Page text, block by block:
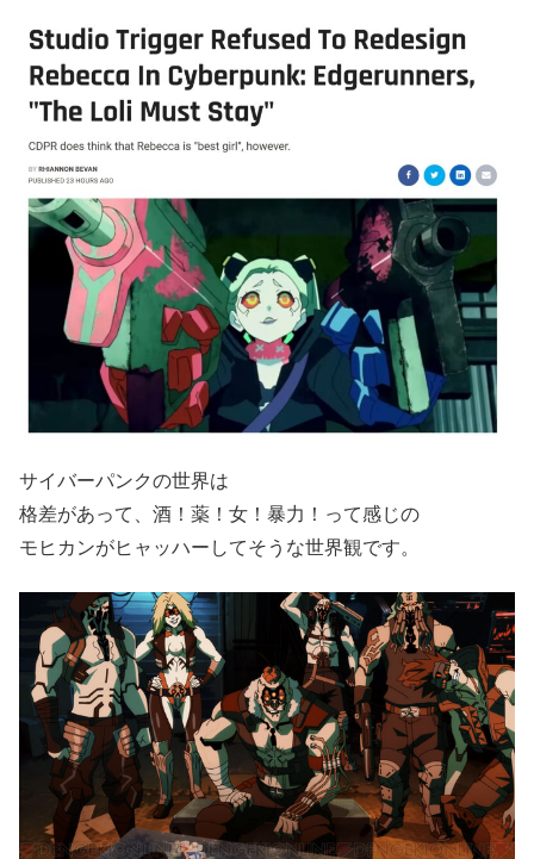
サイバーパンクの世界は
格差があって、酒！薬！女！暴力！って感じの
モヒカンがヒャッハーしてそうな世界観です。